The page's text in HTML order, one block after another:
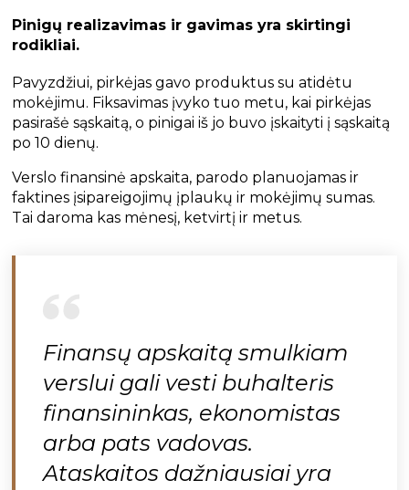
Pinigų realizavimas ir gavimas yra skirtingi
rodikliai.
Pavyzdžiui, pirkėjas gavo produktus su atidėtu
mokėjimu. Fiksavimas įvyko tuo metu, kai pirkėjas
pasirašė sąskaitą, o pinigai iš jo buvo įskaityti į sąskaitą
po 10 dienų.
Verslo finansinė apskaita, parodo planuojamas ir
faktines įsipareigojimų įplaukų ir mokėjimų sumas.
Tai daroma kas mėnesį, ketvirtį ir metus.
Finansų apskaitą smulkiam
verslui gali vesti buhalteris
finansininkas, ekonomistas
arba pats vadovas.
Ataskaitos dažniausiai yra